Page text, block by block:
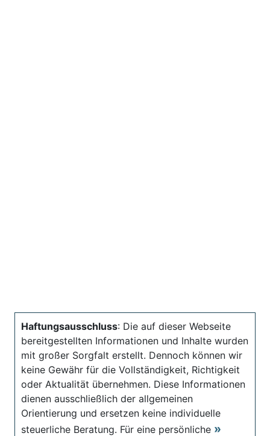
Haftungsausschluss: Die auf dieser Webseite
bereitgestellten Informationen und Inhalte wurden
mit großer Sorgfalt erstellt. Dennoch können wir
keine Gewähr für die Vollständigkeit, Richtigkeit
oder Aktualität übernehmen. Diese Informationen
dienen ausschließlich der allgemeinen
Orientierung und ersetzen keine individuelle
steuerliche Beratung. Für eine persönliche